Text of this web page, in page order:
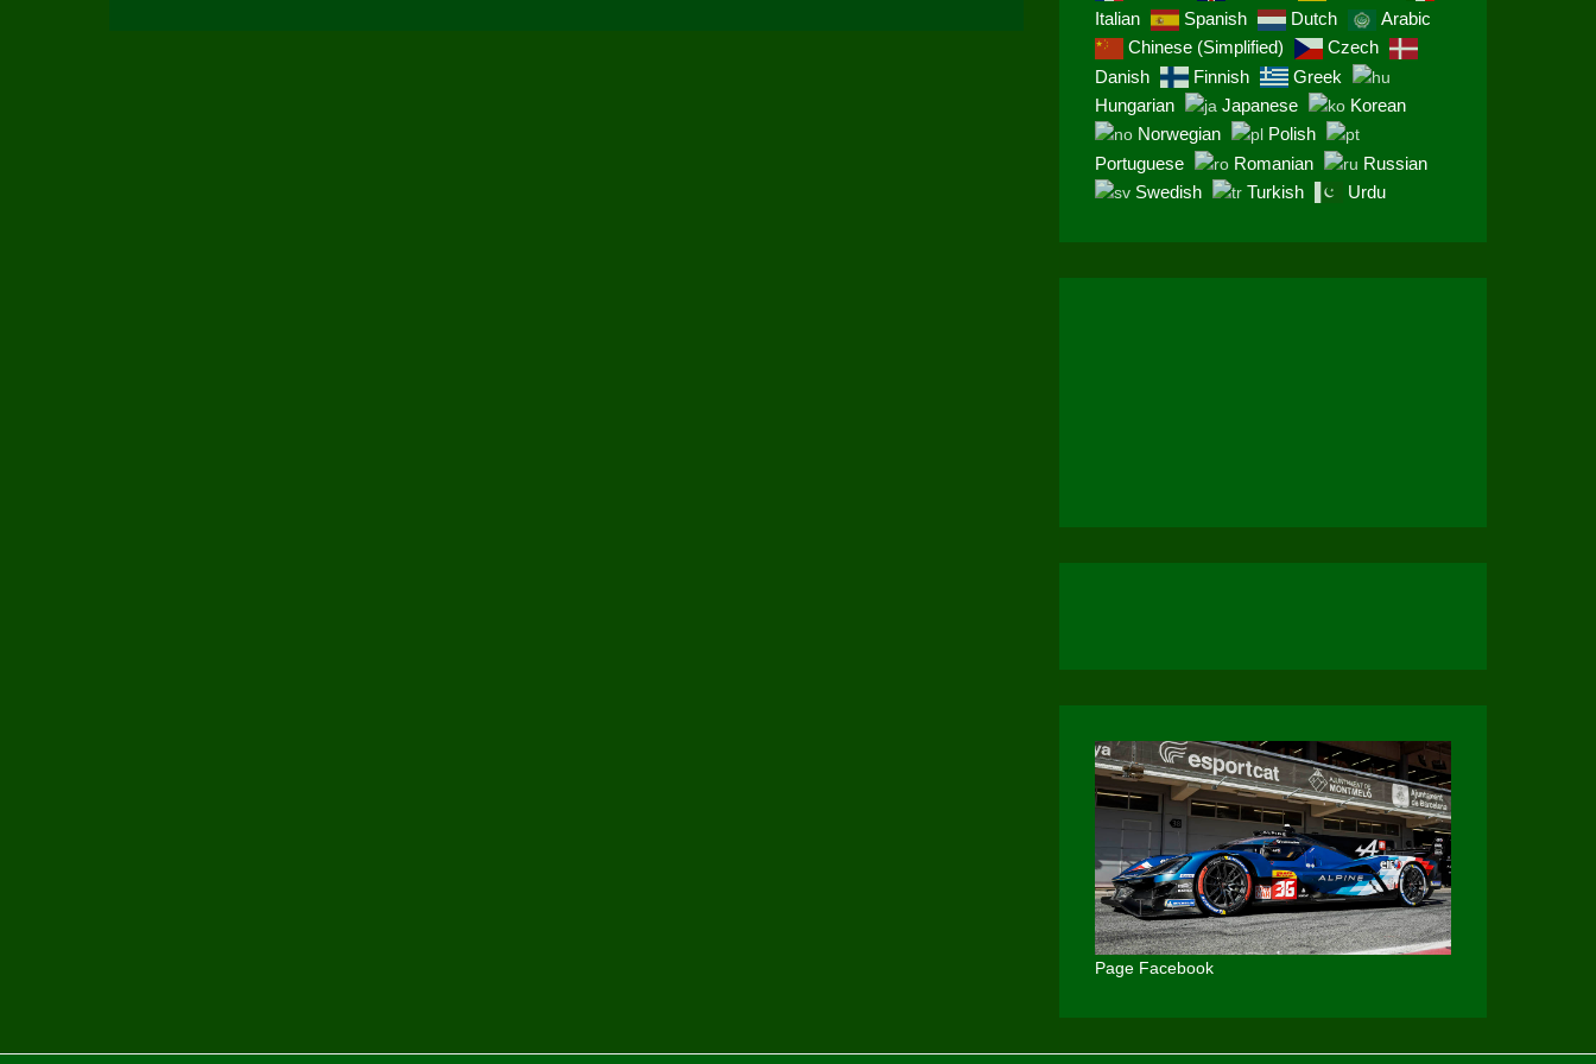
Italian
Spanish Dutch
Arabic
Chinese (Simplified)
Czech
Danish
Finnish
Greek
Hungarian
Japanese
Korean
Norwegian
Polish
Portuguese
Romanian
Russian
Swedish
Turkish Urdu
Page Facebook